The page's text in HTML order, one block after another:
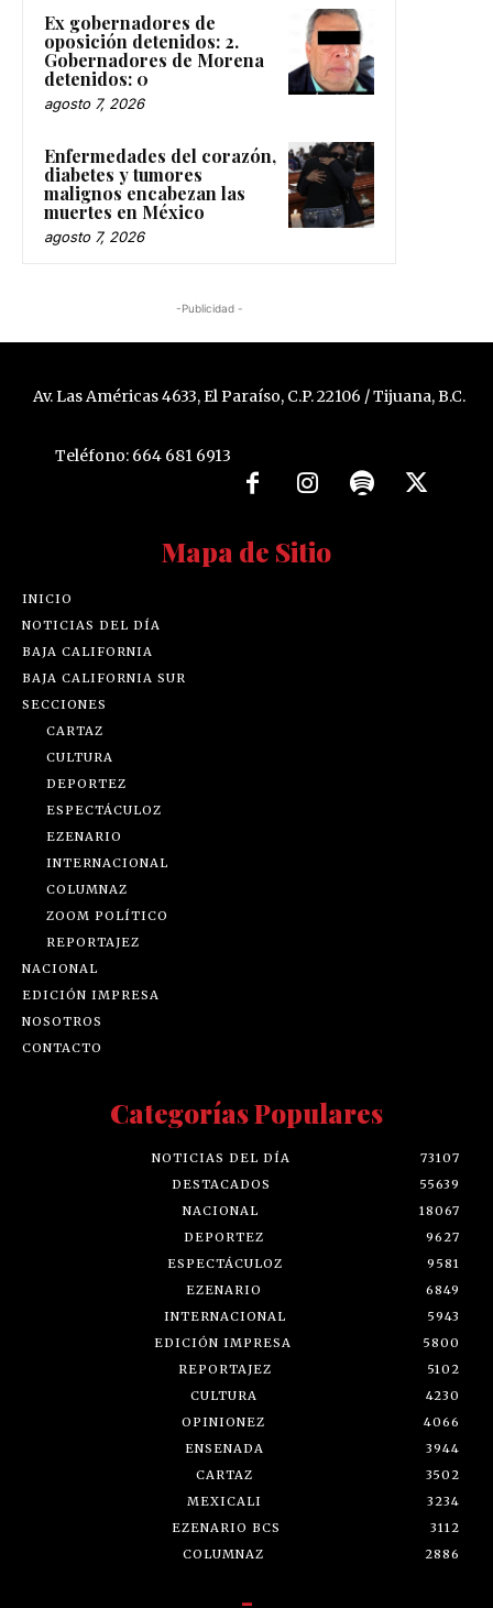
Ex gobernadores de
oposición detenidos: 2.
Gobernadores de Morena
detenidos: 0
agosto 7, 2026
Enfermedades del corazón,
diabetes y tumores
malignos encabezan las
muertes en México
agosto 7, 2026
-Publicidad -
Av. Las Américas 4633, El Paraíso, C.P. 22106 / Tijuana, B.C.
Teléfono: 664 681 6913
Mapa de Sitio
INICIO
NOTICIAS DEL DÍA
BAJA CALIFORNIA
BAJA CALIFORNIA SUR
SECCIONES
CARTAZ
CULTURA
DEPORTEZ
ESPECTÁCULOZ
EZENARIO
INTERNACIONAL
COLUMNAZ
ZOOM POLÍTICO
REPORTAJEZ
NACIONAL
EDICIÓN IMPRESA
NOSOTROS
CONTACTO
Categorías Populares
NOTICIAS DEL DÍA
73107
DESTACADOS
55639
NACIONAL
18067
DEPORTEZ
9627
ESPECTÁCULOZ
9581
EZENARIO
6849
INTERNACIONAL
5943
EDICIÓN IMPRESA
5800
REPORTAJEZ
5102
CULTURA
4230
OPINIONEZ
4066
ENSENADA
3944
CARTAZ
3502
MEXICALI
3234
EZENARIO BCS
3112
COLUMNAZ
2886